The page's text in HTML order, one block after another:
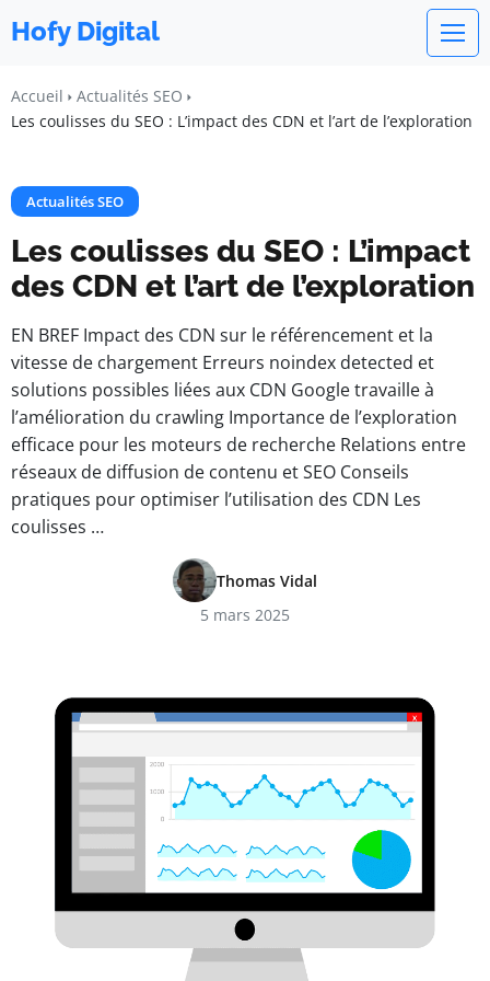
Hofy Digital
Accueil
Actualités SEO
Les coulisses du SEO : L’impact des CDN et l’art de l’exploration
Actualités SEO
Les coulisses du SEO : L’impact
des CDN et l’art de l’exploration
EN BREF Impact des CDN sur le référencement et la
vitesse de chargement Erreurs noindex detected et
solutions possibles liées aux CDN Google travaille à
l’amélioration du crawling Importance de l’exploration
efficace pour les moteurs de recherche Relations entre
réseaux de diffusion de contenu et SEO Conseils
pratiques pour optimiser l’utilisation des CDN Les
coulisses …
Thomas Vidal
5 mars 2025